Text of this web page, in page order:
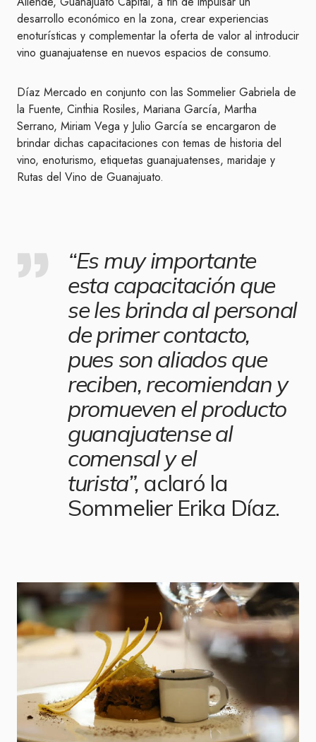
desarrollo económico en la zona, crear experiencias
enoturísticas y complementar la oferta de valor al introducir
vino guanajuatense en nuevos espacios de consumo.
Díaz Mercado en conjunto con las Sommelier Gabriela de
la Fuente, Cinthia Rosiles, Mariana García, Martha
Serrano, Miriam Vega y Julio García se encargaron de
brindar dichas capacitaciones con temas de historia del
vino, enoturismo, etiquetas guanajuatenses, maridaje y
Rutas del Vino de Guanajuato.
“Es muy importante
esta capacitación que
se les brinda al personal
de primer contacto,
pues son aliados que
reciben, recomiendan y
promueven el producto
guanajuatense al
comensal y el
turista”, aclaró la
Sommelier Erika Díaz.